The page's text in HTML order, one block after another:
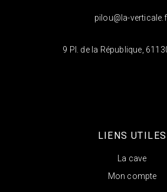
pilou@la-
9 Pl. de la République,
LIENS UTILES
La cave
Mon compte